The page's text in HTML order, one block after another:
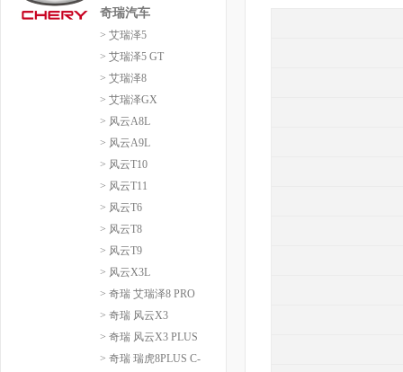
奇瑞汽车
> 艾瑞泽5
> 艾瑞泽5 GT
> 艾瑞泽8
> 艾瑞泽GX
> 风云A8L
> 风云A9L
> 风云T10
> 风云T11
> 风云T6
> 风云T8
> 风云T9
> 风云X3L
> 奇瑞 艾瑞泽8 PRO
> 奇瑞 风云X3
> 奇瑞 风云X3 PLUS
> 奇瑞 瑞虎8PLUS C-